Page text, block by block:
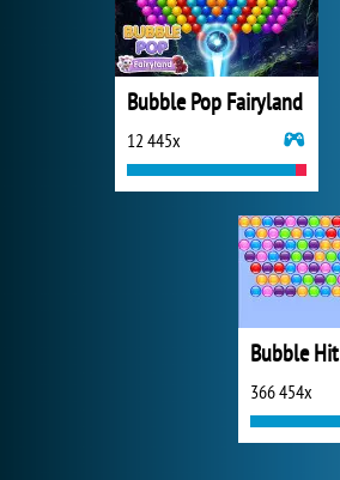
Bubble Pop Fairyland
12 445x
Bubble Hit
366 454x